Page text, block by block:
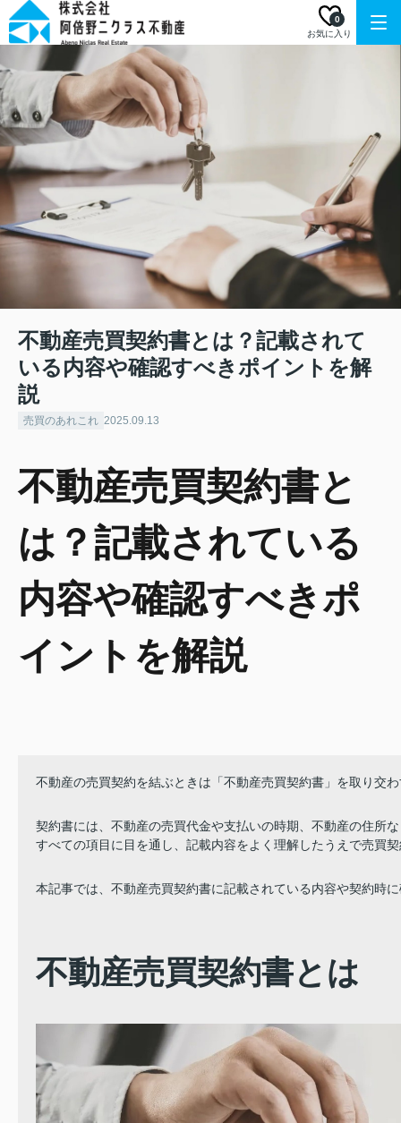
お気に入り
0
不動産売買契約書とは？記載されて
いる内容や確認すべきポイントを解
説
売買のあれこれ 2025.09.13
不動産売買契約書と
は？記載されている
内容や確認すべきポ
イントを解説
不動産の売買契約を結ぶときは「不動産売買契約書」を取り交
契約書には、不動産の売買代金や支払いの時期、不動産の住所
すべての項目に目を通し、記載内容をよく理解したうえで売買
本記事では、不動産売買契約書に記載されている内容や契約時
不動産売買契約書とは